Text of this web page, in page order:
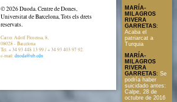
© 2026 Duoda. Centre de Dones,
Universitat de Barcelona, Tots els drets
reservats.
Carrer Adolf Florensa, 8,
08028 - Barcelona
Tel. + 34 93 448 13 99 / + 34 93 403 97 92.
e-mail:duoda@ub.edu
MARÍA-
MILAGROS
RIVERA
GARRETAS:
Acaba el
patriarcat a
Turquia
MARÍA-
MILAGROS
RIVERA
GARRETAS: Se
podría haber
suicidado antes:
Calpe, 28 de
octubre de 2016